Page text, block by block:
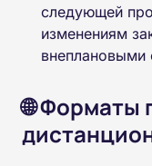
следующей
изменениям
внеплановыми
🌐 Форматы